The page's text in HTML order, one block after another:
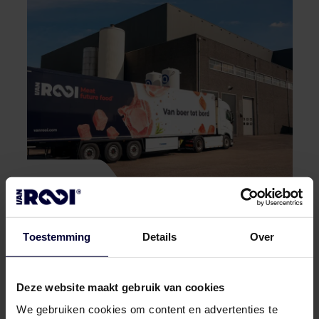
Toestemming Details Over
Deze website maakt gebruik van cookies
We gebruiken cookies om content en advertenties te
Van Rooi Fine Food produceert
hoogwaardige vleesdelicatessen
voor retail en foodservice.